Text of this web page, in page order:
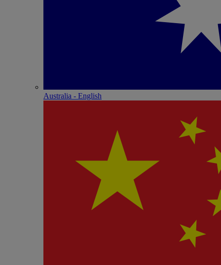
Australia - English